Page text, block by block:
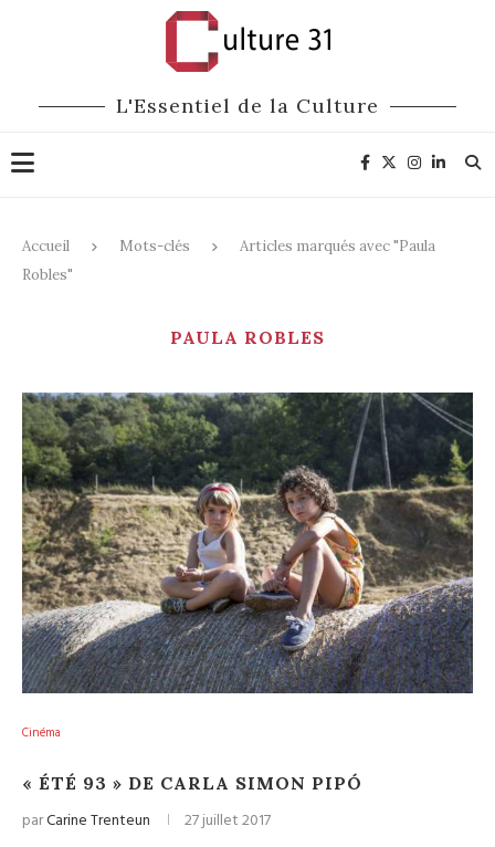
L'Essentiel de la Culture
Accueil Mots-clés
Articles marqués avec "Paula
Robles"
PAULA ROBLES
Cinéma
« ÉTÉ 93 » DE CARLA SIMON PIPÓ
parCarine Trenteun 27 juillet 2017